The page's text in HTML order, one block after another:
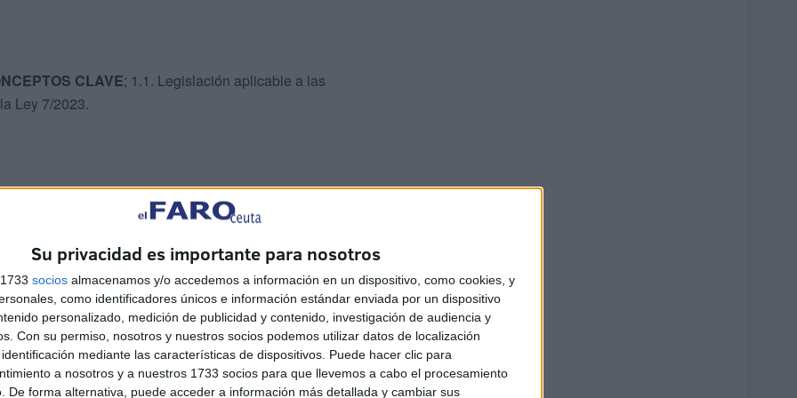
Su privacidad es importante para nosotros
socios almacenamos y/o accedemos a información en un dispositivo, como cookies, y
como identificadores únicos e información estándar enviada por un dispositivo
personalizado, medición de publicidad y contenido, investigación de audiencia y
Con su permiso, nosotros y nuestros socios podemos utilizar datos de localización
mediante las características de dispositivos. Puede hacer clic para
a nosotros y a nuestros 1733 socios para que llevemos a cabo el procesamiento
De forma alternativa, puede acceder a información más detallada y cambiar sus
CLAVE; 1.1. Legislación aplicable a las
Ley 7/2023.
de la Administración Local.
; 3.1. Identificación Inicial: ¿Gato comunitario o
colonia: Territorialidad, socialización y
del censo y el mapeo; 3.4. Guía Práctica: Cómo